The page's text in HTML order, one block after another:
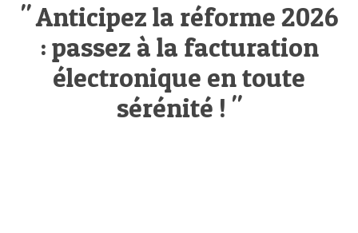
" Anticipez la réforme 2026
: passez à la facturation
électronique en toute
sérénité ! "